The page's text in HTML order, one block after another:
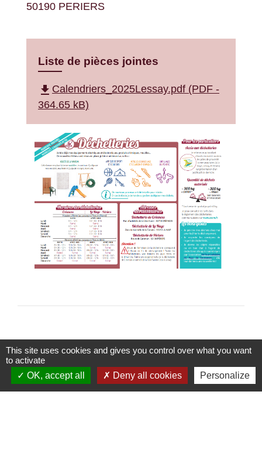
50190 PERIERS
Liste de pièces jointes
file_download Calendriers_2025Lessay.pdf (PDF -
364.65 kB)
Contacts
This site uses cookies and gives you control over what you want
to activate
OK, accept all
Deny all cookies Personalize